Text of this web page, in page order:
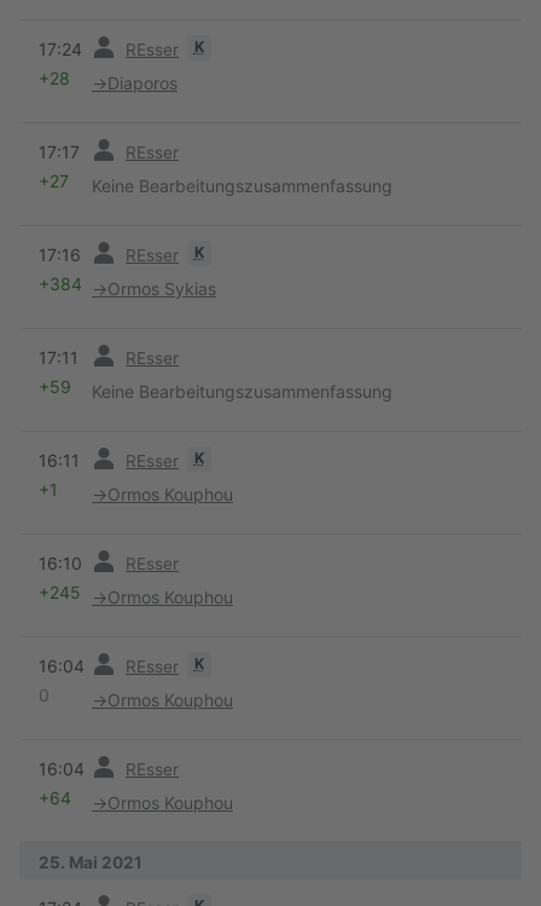
17:24 REsser K
+28 →Diaporos
17:17 REsser
+27 Keine Bearbeitungszusammenfassung
17:16 REsser K
+384 →Ormos Sykias
17:11 REsser
+59 Keine Bearbeitungszusammenfassung
16:11 REsser K
+1 →Ormos Kouphou
16:10 REsser
+245 →Ormos Kouphou
16:04 REsser K
0 →Ormos Kouphou
16:04 REsser
+64 →Ormos Kouphou
25. Mai 2021